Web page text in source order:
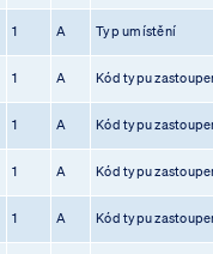
1 A Typ umístění
1 A Kód typu
1 A Kód typu
1 A Kód typu
1 A Kód typu